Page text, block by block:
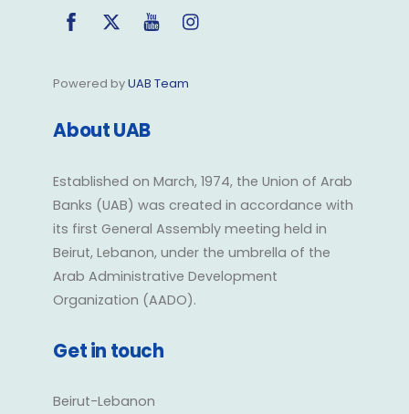
Facebook
Twitter YouTube
Powered byUAB Team
About UAB
Established on March, 1974, the Union of Arab
Banks (UAB) was created in accordance with
its first General Assembly meeting held in
Beirut, Lebanon, under the umbrella of the
Arab Administrative Development
Organization (AADO).
Get in touch
Beirut-Lebanon